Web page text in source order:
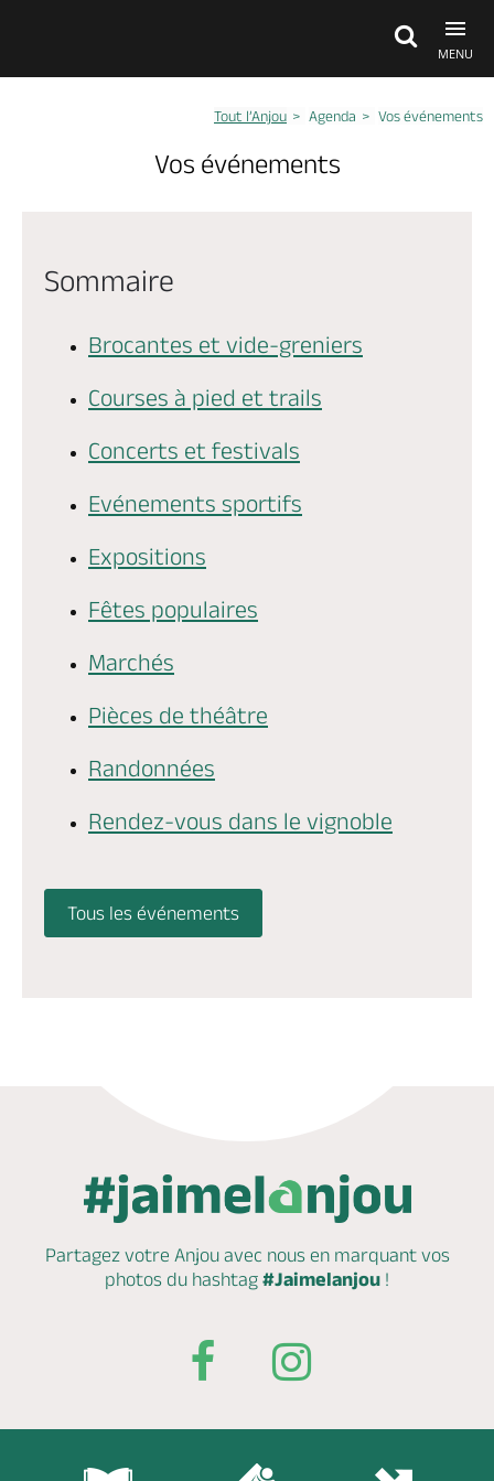
MENU
Agenda
Dormir, manger
Billetterie en ligne
Brochures & Cartes Offices de tourisme
Tout l’Anjou Agenda Vos événements
Vos événements
Sommaire
Brocantes et vide-greniers
Courses à pied et trails
Concerts et festivals
Evénements sportifs
Expositions
Fêtes populaires
Marchés
Pièces de théâtre
Randonnées
Rendez-vous dans le vignoble
Tous les événements
Partagez votre Anjou avec nous en marquantvos
photos du hashtag #Jaimelanjou !